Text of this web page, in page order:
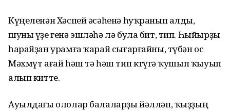
Күңеленән Хәспей әсәһенә һуҡранып алды,
шуны үҙе генә эшләһә лә була бит, тип. Һыйырҙы
һарайҙан урамға ҡарай сығарғайны, түбән ос
Мәхмүт ағай һәш тә һәш тип көтөүгә ҡушып ҡыуып
алып китте.
Ауылдағы ололар балаларҙы йәлләп, ҡыҙҙың